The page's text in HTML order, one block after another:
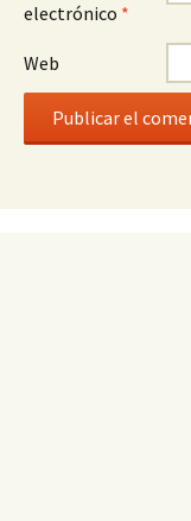
electrónico *
Web